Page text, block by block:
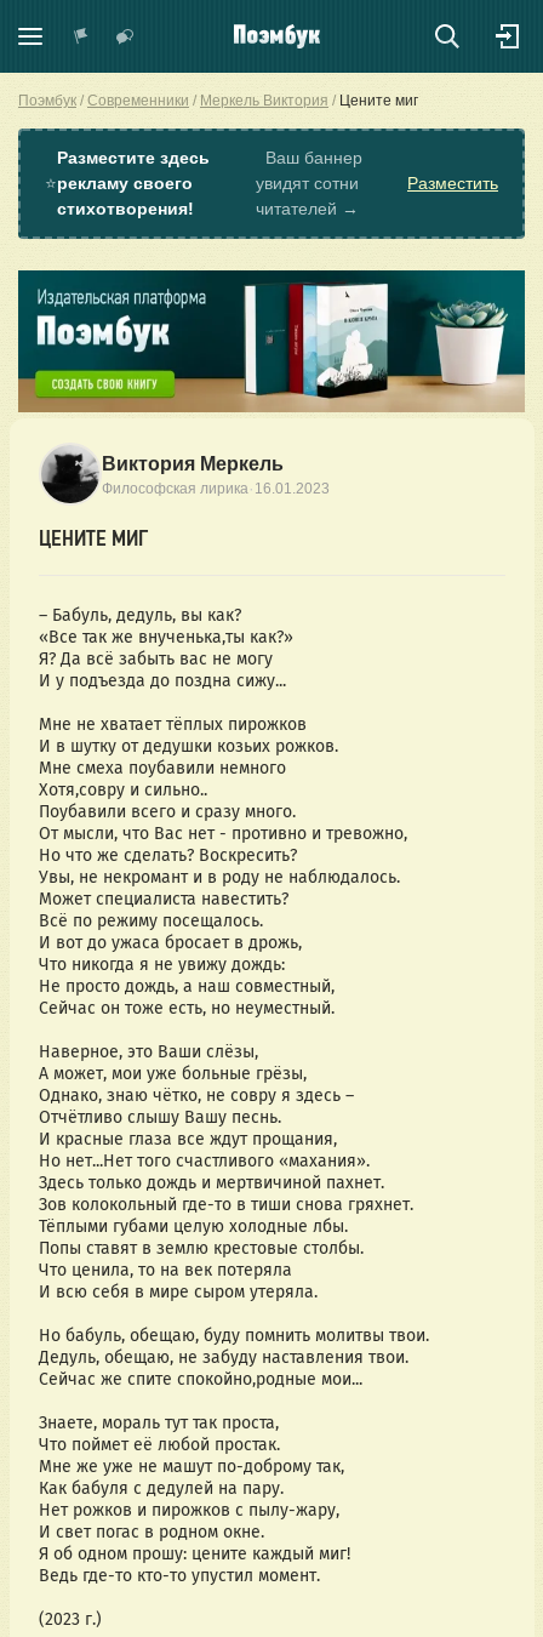
Поэмбук Современники Меркель Виктория Цените миг
⭐
Разместите здесь
рекламу своего
стихотворения!
Ваш баннер
увидят сотни
читателей →
Разместить
Виктория Меркель
Философская лирика· 16.01.2023
ЦЕНИТЕ МИГ
– Бабуль, дедуль, вы как?
«Все так же внученька,ты как?»
Я? Да всё забыть вас не могу
И у подъезда до поздна сижу...
Мне не хватает тёплых пирожков
И в шутку от дедушки козьих рожков.
Мне смеха поубавили немного
Хотя,совру и сильно..
Поубавили всего и сразу много.
От мысли, что Вас нет - противно и тревожно,
Но что же сделать? Воскресить?
Увы, не некромант и в роду не наблюдалось.
Может специалиста навестить?
Всë по режиму посещалось.
И вот до ужаса бросает в дрожь,
Что никогда я не увижу дождь:
Не просто дождь, а наш совместный,
Сейчас он тоже есть, но неуместный.
Наверное, это Ваши слёзы,
А может, мои уже больные грёзы,
Однако, знаю чётко, не совру я здесь –
Отчётливо слышу Вашу песнь.
И красные глаза все ждут прощания,
Но нет...Нет того счастливого «махания».
Здесь только дождь и мертвичиной пахнет.
Зов колокольный где-то в тиши снова гряхнет.
Тёплыми губами целую холодные лбы.
Попы ставят в землю крестовые столбы.
Что ценила, то на век потеряла
И всю себя в мире сыром утеряла.
Но бабуль, обещаю, буду помнить молитвы твои.
Дедуль, обещаю, не забуду наставления твои.
Сейчас же спите спокойно,родные мои...
Знаете, мораль тут так проста,
Что поймет её любой простак.
Мне же уже не машут по-доброму так,
Как бабуля с дедулей на пару.
Нет рожков и пирожков с пылу-жару,
И свет погас в родном окне.
Я об одном прошу: цените каждый миг!
Ведь где-то кто-то упустил момент.
(2023 г.)